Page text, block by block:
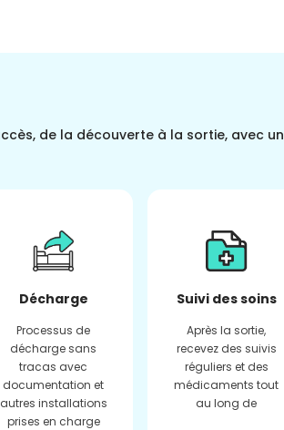
de la découverte à la sortie, avec un
Décharge
Processus de
décharge sans
tracas avec
documentation et
autres installations
prises en charge
Suivi des soins
Après la sortie,
recevez des suivis
réguliers et des
médicaments tout
au long de